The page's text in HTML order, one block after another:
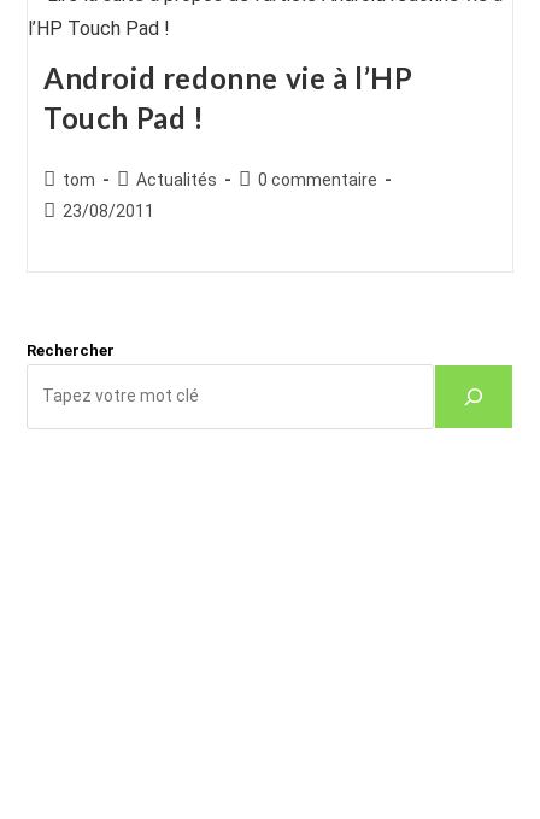
Android redonne vie à l’HP
Touch Pad !
Auteur/autrice
de
tom
Post
category:
Actualités
Commentaires
0 commentaire
Publication
23/08/2011
Rechercher